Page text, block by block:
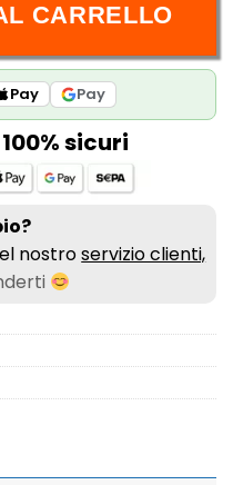
CARRELLO
Pay Pay
sicuri
nostroservizio clienti,